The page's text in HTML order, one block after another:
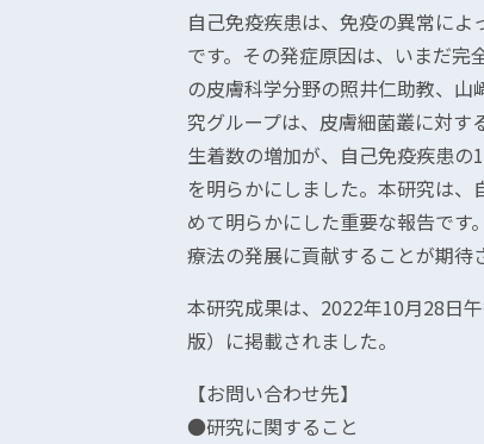
自己免疫疾患は、免疫の異常に
です。その発症原因は、いまだ
の皮膚科学分野の照井仁助教、
究グループは、皮膚細菌叢に対
生着数の増加が、自己免疫疾患の
を明らかにしました。本研究は
めて明らかにした重要な報告です
療法の発展に貢献することが期待
本研究成果は、2022年10月28日
版）に掲載されました。
【お問い合わせ先】
●研究に関すること